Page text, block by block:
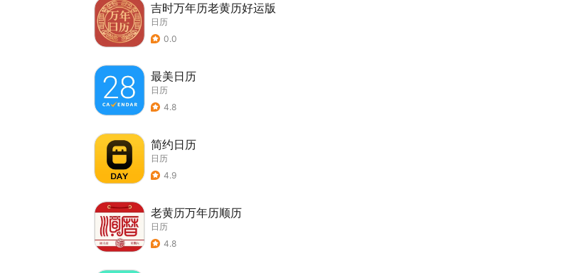
吉时万年历老黄历好运版
日历
0.0
最美日历
日历
4.8
简约日历
日历
4.9
老黄历万年历顺历
日历
4.8